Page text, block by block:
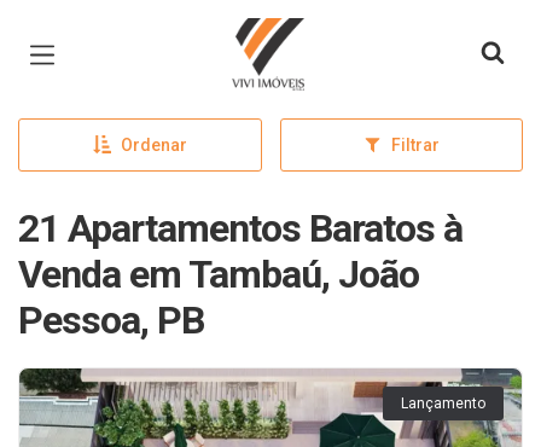
Página inicial
Ordenar Filtrar
21 Apartamentos Baratos à
Venda em Tambaú, João
Pessoa, PB
Lançamento